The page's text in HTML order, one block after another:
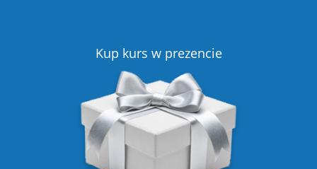
Kup kurs w prezencie